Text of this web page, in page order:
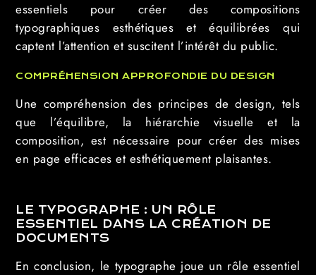
essentiels pour créer des compositions
typographiques esthétiques et équilibrées qui
captent l’attention et suscitent l’intérêt du public.
COMPRÉHENSION APPROFONDIE DU DESIGN
Une compréhension des principes de design, tels
que l’équilibre, la hiérarchie visuelle et la
composition, est nécessaire pour créer des mises
en page efficaces et esthétiquement plaisantes.
LE TYPOGRAPHE : UN RÔLE
ESSENTIEL DANS LA CRÉATION DE
DOCUMENTS
En conclusion, le typographe joue un rôle essentiel